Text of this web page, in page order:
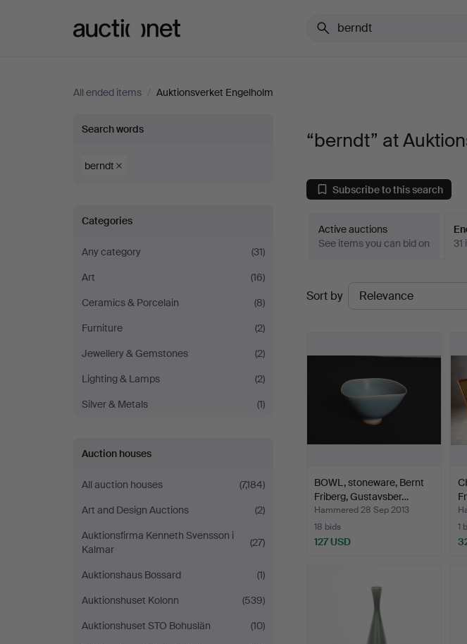
All ended items / Auktionsverket Engelholm
“berndt”
at
Engelholm
Search words
berndt
Categories
Any category
(31)
Art
(16)
Ceramics & Porcelain
(8)
Furniture
(2)
Jewellery & Gemstones
(2)
Lighting & Lamps
(2)
Silver & Metals
(1)
Auction houses
All auction houses
(7,184)
Art and Design Auctions
(2)
Auktionsfirma Kenneth Svensson i
Kalmar
(27)
Auktionshaus Bossard
(1)
Auktionshuset Kolonn
(539)
Auktionshuset STO Bohuslän
(10)
“berndt” at
Subscribe to this search
Active auctions
See items you can bid on
31
Ended
auctions
Sort by
BOWL, stoneware, Bernt
Friberg, Gustavsber…
Hammered 28 Sep 2013
18 bids
127 USD
1